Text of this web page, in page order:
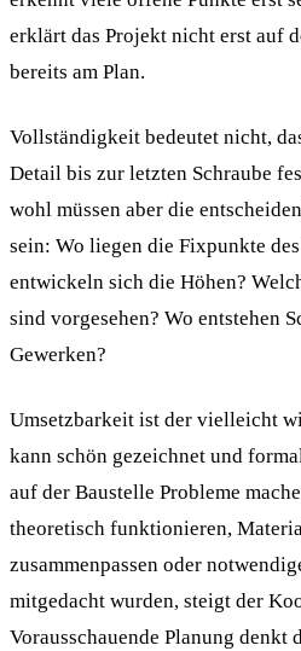
erklärt das Projekt nicht erst auf
bereits am Plan.
Vollständigkeit bedeutet nicht,
Detail bis zur letzten Schraube
wohl müssen aber die
sein: Wo liegen die Fixpunkte
entwickeln sich die Höhen?
sind vorgesehen? Wo entstehen
Gewerken?
Umsetzbarkeit ist der vielleicht
kann schön gezeichnet und
auf der Baustelle Probleme
theoretisch funktionieren,
zusammenpassen oder
mitgedacht wurden, steigt der
Vorausschauende Planung denkt